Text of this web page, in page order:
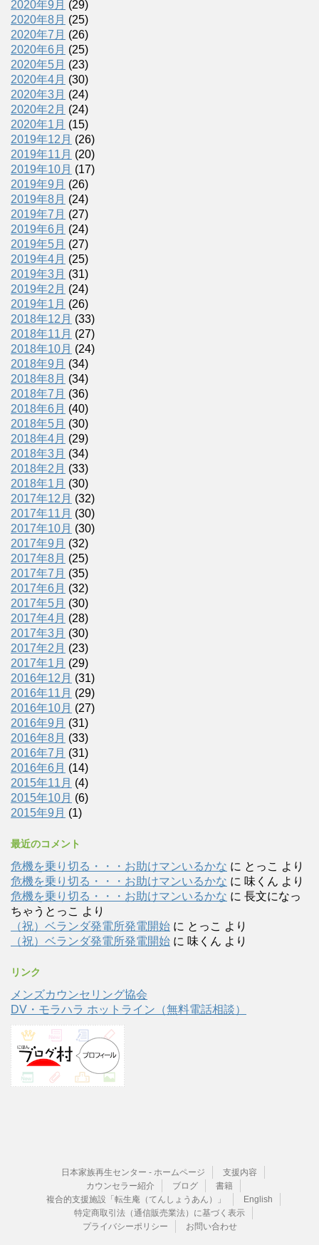
2020年9月 (29)
2020年8月 (25)
2020年7月 (26)
2020年6月 (25)
2020年5月 (23)
2020年4月 (30)
2020年3月 (24)
2020年2月 (24)
2020年1月 (15)
2019年12月 (26)
2019年11月 (20)
2019年10月 (17)
2019年9月 (26)
2019年8月 (24)
2019年7月 (27)
2019年6月 (24)
2019年5月 (27)
2019年4月 (25)
2019年3月 (31)
2019年2月 (24)
2019年1月 (26)
2018年12月 (33)
2018年11月 (27)
2018年10月 (24)
2018年9月 (34)
2018年8月 (34)
2018年7月 (36)
2018年6月 (40)
2018年5月 (30)
2018年4月 (29)
2018年3月 (34)
2018年2月 (33)
2018年1月 (30)
2017年12月 (32)
2017年11月 (30)
2017年10月 (30)
2017年9月 (32)
2017年8月 (25)
2017年7月 (35)
2017年6月 (32)
2017年5月 (30)
2017年4月 (28)
2017年3月 (30)
2017年2月 (23)
2017年1月 (29)
2016年12月 (31)
2016年11月 (29)
2016年10月 (27)
2016年9月 (31)
2016年8月 (33)
2016年7月 (31)
2016年6月 (14)
2015年11月 (4)
2015年10月 (6)
2015年9月 (1)
最近のコメント
危機を乗り切る・・・お助けマンいるかな に とっこ より
危機を乗り切る・・・お助けマンいるかな に 味くん より
危機を乗り切る・・・お助けマンいるかな に 長文になっ
ちゃうとっこ より
（祝）ベランダ発電所発電開始 に とっこ より
（祝）ベランダ発電所発電開始 に 味くん より
リンク
メンズカウンセリング協会
DV・モラハラ ホットライン（無料電話相談）
日本家族再生センター - ホームページ
支援内容
カウンセラー紹介
ブログ
書籍
複合的支援施設「転生庵（てんしょうあん）」
English
特定商取引法（通信販売業法）に基づく表示
プライバシーポリシー
お問い合わせ